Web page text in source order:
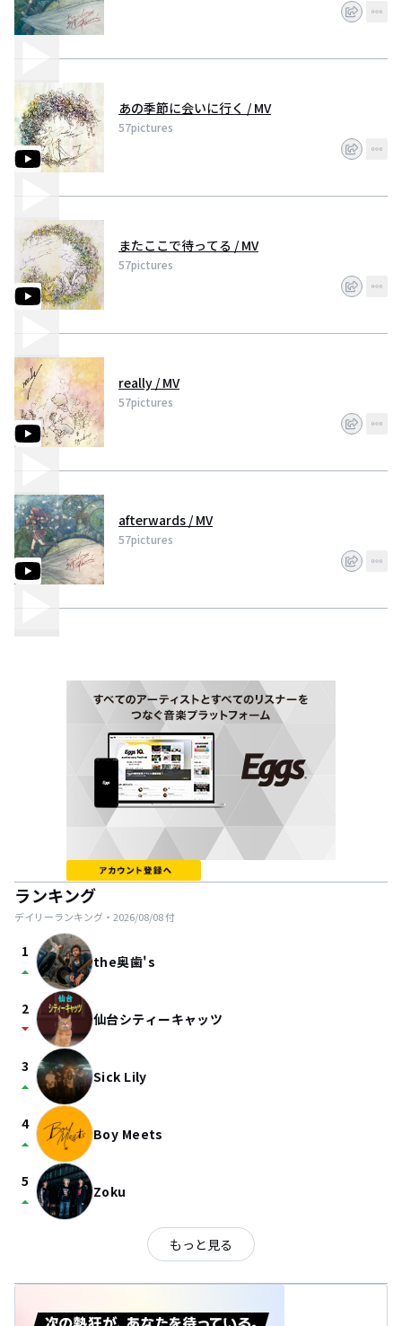
あの季節に会いに行く / MV
57pictures
またここで待ってる / MV
57pictures
really / MV
57pictures
afterwards / MV
57pictures
ランキング
デイリーランキング・ 2026/08/08付
1
arrow_drop_up the奥歯's
2
arrow_drop_down 仙台シティーキャッツ
3
arrow_drop_up Sick Lily
4
arrow_drop_up Boy Meets
5
arrow_drop_up Zoku
もっと見る